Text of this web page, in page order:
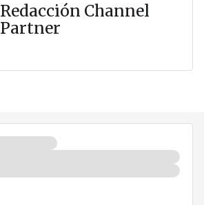
Redacción Channel
Partner